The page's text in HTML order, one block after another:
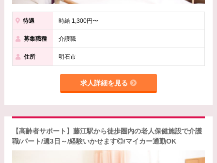
待遇 時給 1,300円〜
募集職種 介護職
住所 明石市
求人詳細を見る
【高齢者サポート】藤江駅から徒歩圏内の老人保健施設で介護
職/パート/週3日～/経験いかせます◎/マイカー通勤OK